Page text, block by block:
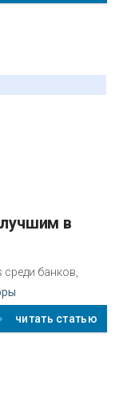
банков,
читать статью